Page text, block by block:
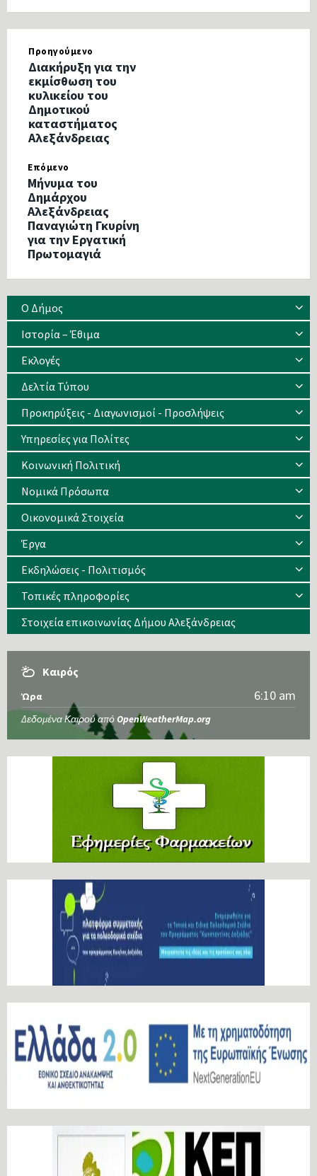
Προηγούμενο
Διακήρυξη για την
εκμίσθωση του
κυλικείου του
Δημοτικού
καταστήματος
Αλεξάνδρειας
Επόμενο
Μήνυμα του
Δημάρχου
Αλεξάνδρειας
Παναγιώτη Γκυρίνη
για την Εργατική
Πρωτομαγιά
Ο Δήμος
Ιστορία – Έθιμα
Eκλογές
Δελτία Τύπου
Προκηρύξεις - Διαγωνισμοί - Προσλήψεις
Υπηρεσίες για Πολίτες
Κοινωνική Πολιτική
Νομικά Πρόσωπα
Οικονομικά Στοιχεία
Έργα
Εκδηλώσεις - Πολιτισμός
Τοπικές πληροφορίες
Στοιχεία επικοινωνίας Δήμου Αλεξάνδρειας
Καιρός
Ώρα 6:10 am
Δεδομένα Καιρού από OpenWeatherMap.org